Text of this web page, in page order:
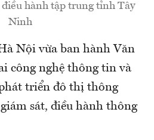
hành tập trung tỉnh Tây
Ninh
Nội vừa ban hành Văn
công nghệ thông tin và
triển đô thị thông
sát, điều hành thông